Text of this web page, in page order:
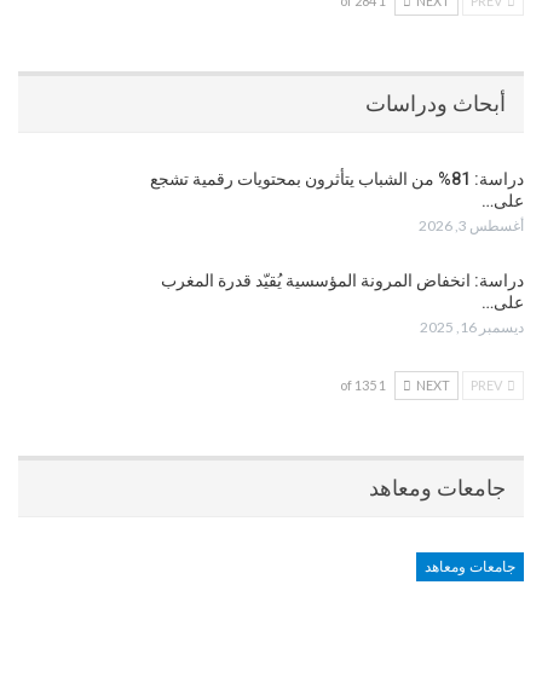
أبحاث ودراسات
دراسة: 81% من الشباب يتأثرون بمحتويات رقمية تشجع
على…
أغسطس 3, 2026
دراسة: انخفاض المرونة المؤسسية يُقيّد قدرة المغرب
على…
ديسمبر 16, 2025
NEXT
1 of 135
جامعات ومعاهد
جامعات ومعاهد